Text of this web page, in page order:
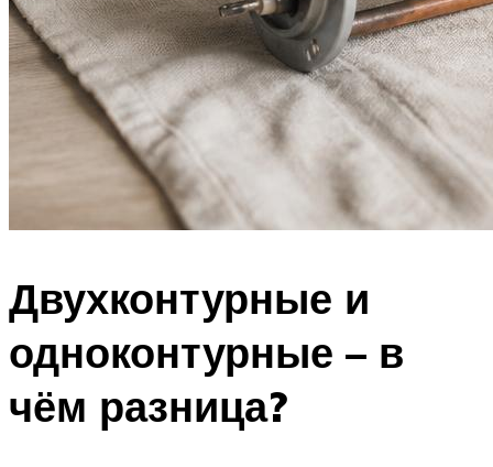
Двухконтурные и
одноконтурные – в
чём разница?